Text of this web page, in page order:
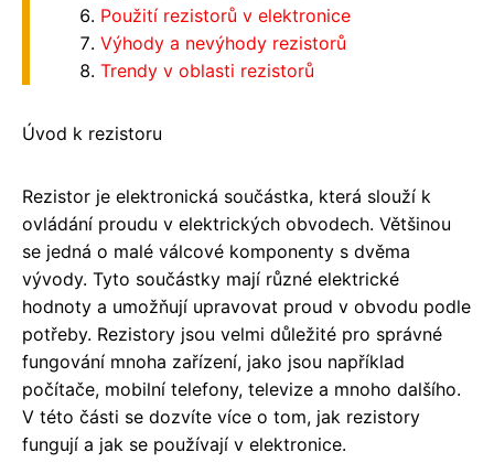
Použití rezistorů v elektronice
Výhody a nevýhody rezistorů
Trendy v oblasti rezistorů
Úvod k rezistoru
Rezistor je elektronická součástka, která slouží k
ovládání proudu v elektrických obvodech. Většinou
se jedná o malé válcové komponenty s dvěma
vývody. Tyto součástky mají různé elektrické
hodnoty a umožňují upravovat proud v obvodu podle
potřeby. Rezistory jsou velmi důležité pro správné
fungování mnoha zařízení, jako jsou například
počítače, mobilní telefony, televize a mnoho dalšího.
V této části se dozvíte více o tom, jak rezistory
fungují a jak se používají v elektronice.